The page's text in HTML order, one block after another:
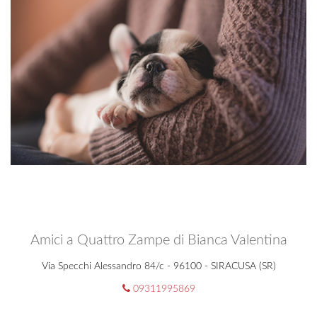
Amici a Quattro Zampe di Bianca Valentina
Via Specchi Alessandro 84/c - 96100 - SIRACUSA (SR)
09311995869